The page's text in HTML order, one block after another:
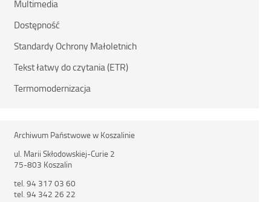
Multimedia
Dostępność
Standardy Ochrony Małoletnich
Tekst łatwy do czytania (ETR)
Termomodernizacja
Archiwum Państwowe w Koszalinie
ul. Marii Skłodowskiej-Curie 2
75-803 Koszalin
tel. 94 317 03 60
tel. 94 342 26 22